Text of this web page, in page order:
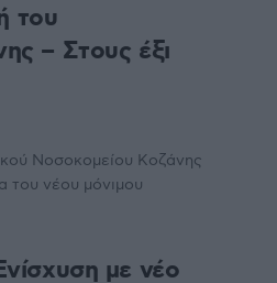
του
– Στους έξι
Νοσοκομείου Κοζάνης
του νέου μόνιμου
με νέο